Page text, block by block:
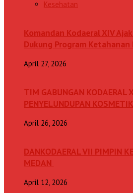
Kesehatan
Komandan Kodaeral XIV
Dukung Program Ketahanan
April 27, 2026
TIM GABUNGAN KODAERAL
PENYELUNDUPAN
April 26, 2026
DANKODAERAL VII PIMPIN
MEDAN
April 12, 2026